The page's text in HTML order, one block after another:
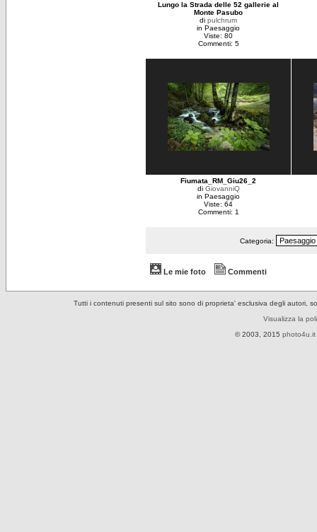
Lungo la Strada delle 52 gallerie al
Monte Pasubo
di pulchrum
in Paesaggio
Viste: 80
Commenti: 5
Fiumata_RM_Giu26_2
di GiovanniQ
in Paesaggio
Viste: 64
Commenti: 1
Categoria:
Le mie foto Commenti
Tutti i contenuti presenti sul sito sono di proprieta' esclusiva degli autori,
Visualizza la
© 2003, 2015 photo4u.it